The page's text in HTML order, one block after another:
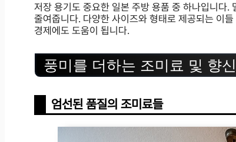
저장 용기도 중요한 일본 주방 용품 중 하나입니다
줄여줍니다. 다양한 사이즈와 형태로 제공되는 이
경제에도 도움이 됩니다.
풍미를 더하는 조미료 및 향
엄선된 품질의 조미료들